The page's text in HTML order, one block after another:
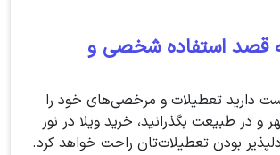
قصد استفاده شخصی و
دارید تعطیلات و مرخصی‌های خود را
و در طبیعت بگذرانید، خرید ویلا در نور
بودن تعطیلات‌تان راحت خواهد کرد.